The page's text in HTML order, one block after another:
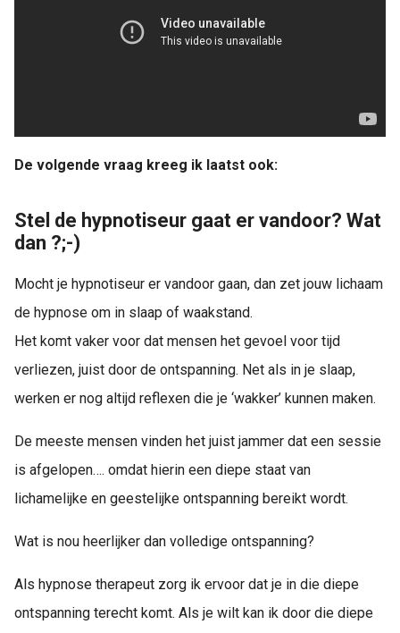
De volgende vraag kreeg ik laatst ook:
Stel de hypnotiseur gaat er vandoor? Wat
dan ?;-)
Mocht je hypnotiseur er vandoor gaan, dan zet jouw lichaam
de hypnose om in slaap of waakstand.
Het komt vaker voor dat mensen het gevoel voor tijd
verliezen, juist door de ontspanning. Net als in je slaap,
werken er nog altijd reflexen die je ‘wakker’ kunnen maken.
De meeste mensen vinden het juist jammer dat een sessie
is afgelopen…. omdat hierin een diepe staat van
lichamelijke en geestelijke ontspanning bereikt wordt.
Wat is nou heerlijker dan volledige ontspanning?
Als hypnose therapeut zorg ik ervoor dat je in die diepe
ontspanning terecht komt. Als je wilt kan ik door die diepe